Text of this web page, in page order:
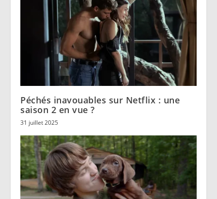
Péchés inavouables sur Netflix : une
saison 2 en vue ?
31 juillet 2025